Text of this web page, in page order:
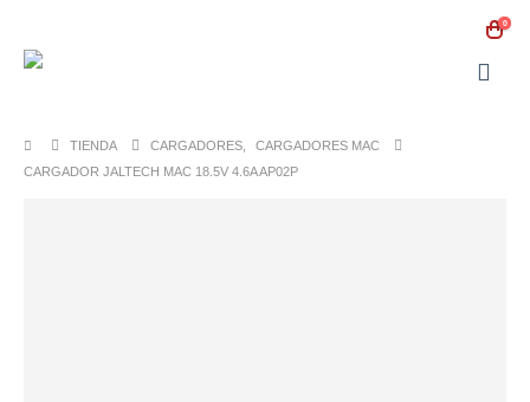
0
TIENDA CARGADORES
CARGADORES MAC
CARGADOR JALTECH MAC 18.5V 4.6A AP02P